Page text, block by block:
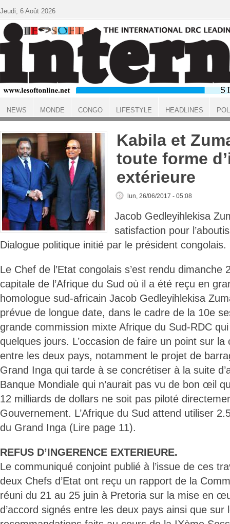
ACCUEIL
Kabila et
toute forme
extérieure
lun, 26/06/2017 - 05:08
Jacob Gedleyihlekisa
satisfaction pour
Dialogue politique initié par le président congolais.
Le Chef de l’Etat congolais s’est rendu dimanche
capitale de l’Afrique du Sud où il a été reçu en
homologue sud-africain Jacob Gedleyihlekisa
prévue de longue date, dans le cadre de la 10e
grande commission mixte Afrique du Sud-RDC
quelques jours. L’occasion de faire un point sur
entre les deux pays, notamment le projet de
Grand Inga qui tarde à se concrétiser à la suite
Banque Mondiale qui n’aurait pas vu de bon œil
12 milliards de dollars ne soit pas piloté
Gouvernement. L’Afrique du Sud attend utiliser
du Grand Inga (Lire page 11).
REFUS D’INGERENCE EXTERIEURE.
Le communiqué conjoint publié à l’issue de ces
deux Chefs d’Etat ont reçu un rapport de la
réuni du 21 au 25 juin à Pretoria sur la mise en
d’accord signés entre les deux pays ainsi que sur
Jeudi, 6 Août 2026
NEWS MONDE CONGO LIFESTYLE HEADLINES